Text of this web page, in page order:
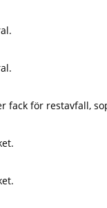
fack för restavfall,